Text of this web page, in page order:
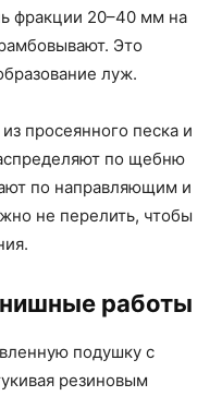
фракции 20–40 мм на
Это
луж.
просеянного песка и
по щебню
по направляющим и
не перелить, чтобы
работы
подушку с
резиновым